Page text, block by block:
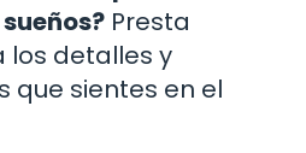
Presta
los detalles y
que sientes en el